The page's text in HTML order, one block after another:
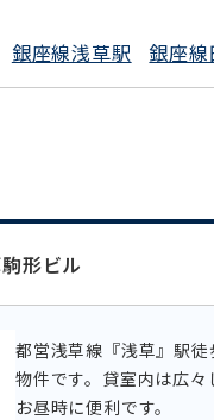
銀座線浅草駅 銀座
形ビル
都営浅草線『浅草』駅
物件です。貸室内は広
お昼時に便利です。